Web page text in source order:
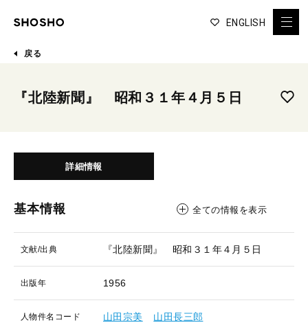
ENGLISH
戻る
『北陸新聞』 昭和３１年４月５日
詳細情報
基本情報 全ての情報を表示
文献/出典 『北陸新聞』 昭和３１年４月５日
出版年 1956
人物件名コード 山田宗美 山田長三郎